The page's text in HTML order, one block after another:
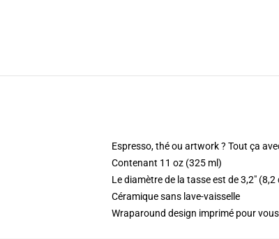
Espresso, thé ou artwork ? Tout ça
Contenant 11 oz (325 ml)
Le diamètre de la tasse est de 3,2"
Céramique sans lave-vaisselle
Wraparound design imprimé pour